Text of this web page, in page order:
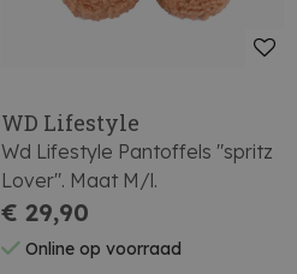
WD Lifestyle
Wd Lifestyle Pantoffels "spritz
Lover". Maat M/l.
€ 29,90
Online op voorraad